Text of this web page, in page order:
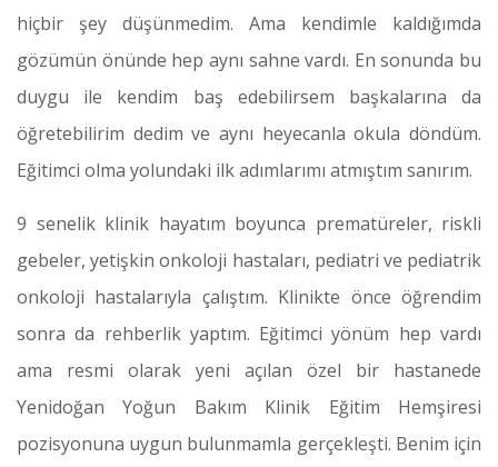
hiçbir şey düşünmedim. Ama kendimle kaldığımda
gözümün önünde hep aynı sahne vardı. En sonunda bu
duygu ile kendim baş edebilirsem başkalarına da
öğretebilirim dedim ve aynı heyecanla okula döndüm.
Eğitimci olma yolundaki ilk adımlarımı atmıştım sanırım.
9 senelik klinik hayatım boyunca prematüreler, riskli
gebeler, yetişkin onkoloji hastaları, pediatri ve pediatrik
onkoloji hastalarıyla çalıştım. Klinikte önce öğrendim
sonra da rehberlik yaptım. Eğitimci yönüm hep vardı
ama resmi olarak yeni açılan özel bir hastanede
Yenidoğan Yoğun Bakım Klinik Eğitim Hemşiresi
pozisyonuna uygun bulunmamla gerçekleşti. Benim için